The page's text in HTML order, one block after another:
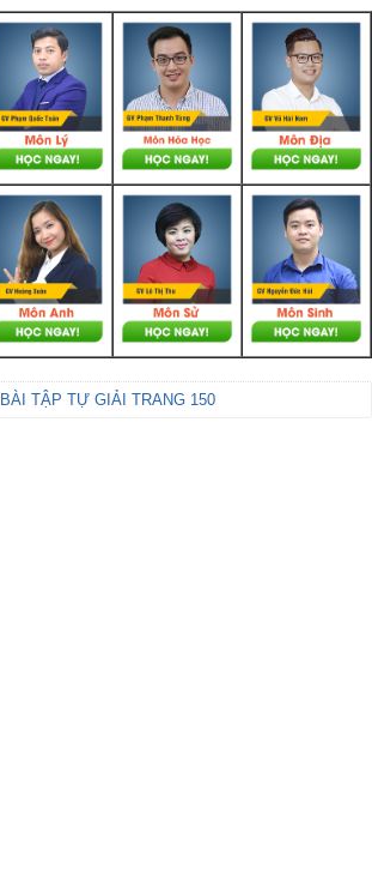
BÀI TẬP TỰ GIẢI TRANG 150